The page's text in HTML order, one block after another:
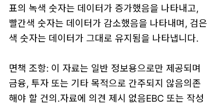
표의 녹색 숫자는 데이터가 증가했음을 나타내고,
빨간색 숫자는 데이터가 감소했음을 나타내며, 검은
색 숫자는 데이터가 그대로 유지됨을 나타냅니다.
면책 조항: 이 자료는 일반 정보용으로만 제공되며
금융, 투자 또는 기타 목적으로 간주되지 않음의존
해야 할 건의.자료에 의견 제시 없음EBC 또는 작성